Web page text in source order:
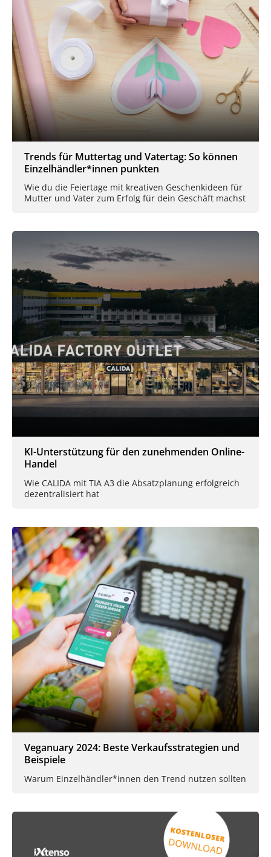
Trends für Muttertag und Vatertag: So können
Einzelhändler*innen punkten
Wie du die Feiertage mit kreativen Geschenkideen für
Mutter und Vater zum Erfolg für dein Geschäft machst
KI-Unterstützung für den zunehmenden Online-
Handel
Wie CALIDA mit TIA A3 die Absatzplanung erfolgreich
dezentralisiert hat
Veganuary 2024: Beste Verkaufsstrategien und
Beispiele
Warum Einzelhändler*innen den Trend nutzen sollten